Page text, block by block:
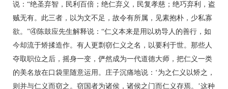
说：“绝圣弃智，民利百倍；绝仁弃义，民复孝慈；绝巧弃利，盗
贼无有。此三者，以为文不足，故令有所属，见素抱朴，少私寡
欲。”④陈鼓应先生解释说：“仁义本来是用以劝导人的善行，如
今却流于矫揉造作。有人更剽窃仁义之名，以要利于世。那些人
夺取职位之后，摇身一变，俨然成为一代道德大师，把仁义一类
的美名放在口袋里随意运用。庄子沉痛地说：‘为之仁义以矫之，
则并与仁义而窃之。窃国者为诸侯，诸侯之门而仁义存焉。’这种